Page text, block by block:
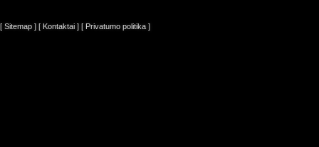
[ Sitemap ] [ Kontaktai ] [ Privatumo politika ]